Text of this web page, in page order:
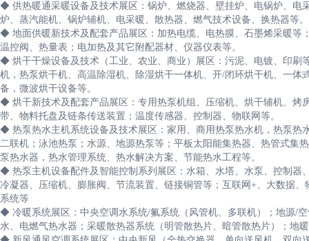
◆ 供热暖通采暖设备及技术展区：锅炉、燃烧器、壁挂炉、电锅炉、电
炉、蒸汽能机、锅炉辅机、电采暖、散热器、燃气技术设备、换热器等。
◆ 地面供暖新技术及配套产品展区：加热电缆、电热膜、石墨烯采暖等
温控阀、热量表；电加热及其它附配器材、仪器仪表等。
◆ 烘干干燥设备及技术（工业、农业、商业）展区：污泥、电镀、印刷
机，热泵烘干机、高温除湿机、除湿烘干一体机、开/闭环烘干机、一
备，微波烘干设备等。
◆ 烘干新技术及配套产品展区：专用热泵机组、压缩机、烘干辅机、烤
带、物料托盘及链条传送装置；温度传感器、控制器、物联网等。
◆ 热泵热水主机系统设备及技术展区：家用、商用热泵热水机，热泵热
二联机；泳池热泵；水源、地源热泵等；平板太阳能集热器、热管式集
泵热水器，热水管理系统、热水解决方案、节能热水工程等。
◆ 热泵主机设备配件及智能控制系列展区：水箱、水塔、水泵、控制器
冷凝器、压缩机、膨胀阀、节流装置、链接铜管等；互联网+、大数据
系统等
◆ 冷暖系统展区：中央空调水系统/氟系统（风管机、多联机）；地源/
水、电燃气热水器；采暖散热器系统（明管散热片、暗管散热片）；地